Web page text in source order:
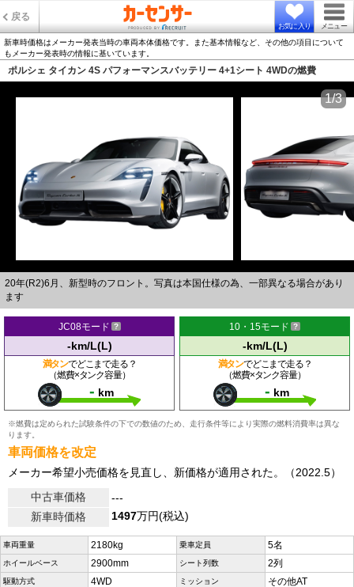
戻る
お気に入り メニュー
新車時価格はメーカー発表当時の車両本体価格です。また基本情報など、その他の項目について
もメーカー発表時の情報に基いています。
ポルシェ タイカン 4S パフォーマンスバッテリー 4+1シート 4WDの燃費
20年(R2)6月、新型時のフロント。写真は本国仕様の為、一部異なる場合があり
ます
1/3
JC08モード
-km/L(L)
満タンでどこまで走る？
（燃費×タンク容量）
- km
10・15モード
-km/L(L)
満タンでどこまで走る？
（燃費×タンク容量）
- km
※燃費は定められた試験条件の下での数値のため、走行条件等により実際の燃料消費率は異な
ります。
車両価格を改定
メーカー希望小売価格を見直し、新価格が適用された。（2022.5）
中古車価格
---
新車時価格
1497万円(税込)
車両重量 2180kg 乗車定員 5名
ホイールベース 2900mm シート列数 2列
駆動方式 4WD ミッション その他AT